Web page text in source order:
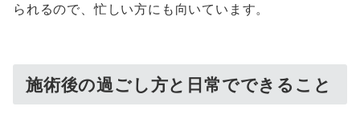
られるので、忙しい方にも向いています。
施術後の過ごし方と日常でできること